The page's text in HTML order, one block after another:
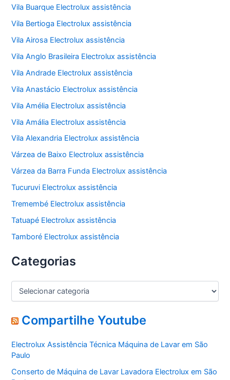
Vila Buarque Electrolux assistência
Vila Bertioga Electrolux assistência
Vila Airosa Electrolux assistência
Vila Anglo Brasileira Electrolux assistência
Vila Andrade Electrolux assistência
Vila Anastácio Electrolux assistência
Vila Amélia Electrolux assistência
Vila Amália Electrolux assistência
Vila Alexandria Electrolux assistência
Várzea de Baixo Electrolux assistência
Várzea da Barra Funda Electrolux assistência
Tucuruvi Electrolux assistência
Tremembé Electrolux assistência
Tatuapé Electrolux assistência
Tamboré Electrolux assistência
Categorias
C
e
g
r
i
a
s
Compartilhe Youtube
Electrolux Assistência Técnica Máquina de Lavar em São
Paulo
Conserto de Máquina de Lavar Lavadora Electrolux em São